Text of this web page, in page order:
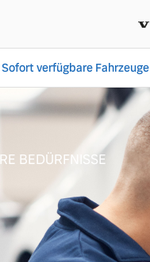
Sofort verfügbare Fahrzeuge
BEDÜRFNISSE